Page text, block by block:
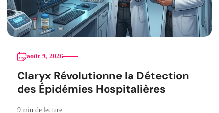
août 9, 2026
Claryx Révolutionne la Détection
des Épidémies Hospitalières
9 min de lecture